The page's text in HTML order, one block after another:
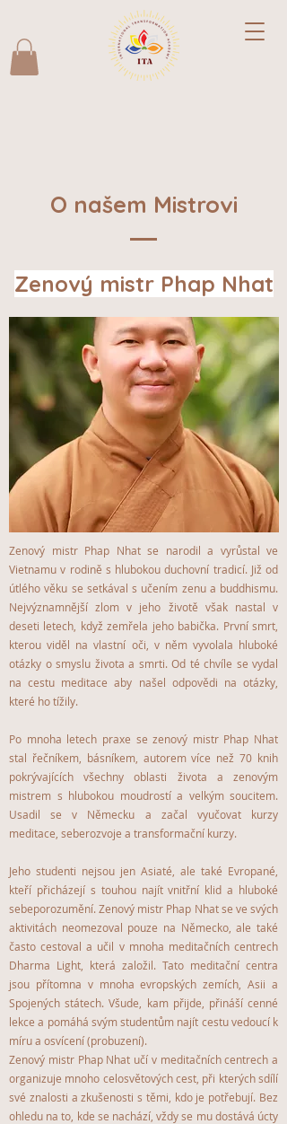
O našem Mistrovi
Zenový mistr Phap Nhat
Zenový mistr Phap Nhat se narodil a vyrůstal ve
Vietnamu v rodině s hlubokou duchovní tradicí. Již od
útlého věku se setkával s učením zenu a buddhismu.
Nejvýznamnější zlom v jeho životě však nastal v
deseti letech, když zemřela jeho babička. První smrt,
kterou viděl na vlastní oči, v něm vyvolala hluboké
otázky o smyslu života a smrti. Od té chvíle se vydal
na cestu meditace aby našel odpovědi na otázky,
které ho tížily.
Po mnoha letech praxe se zenový mistr Phap Nhat
stal řečníkem, básníkem, autorem více než 70 knih
pokrývajících všechny oblasti života a zenovým
mistrem s hlubokou moudrostí a velkým soucitem.
Usadil se v Německu a začal vyučovat kurzy
meditace, seberozvoje a transformační kurzy.
Jeho studenti nejsou jen Asiaté, ale také Evropané,
kteří přicházejí s touhou najít vnitřní klid a hluboké
sebeporozumění. Zenový mistr Phap Nhat se ve svých
aktivitách neomezoval pouze na Německo, ale také
často cestoval a učil v mnoha meditačních centrech
Dharma Light, která založil. Tato meditační centra
jsou přítomna v mnoha evropských zemích, Asii a
Spojených státech. Všude, kam přijde, přináší cenné
lekce a pomáhá svým studentům najít cestu vedoucí k
míru a osvícení (probuzení).
Zenový mistr Phap Nhat učí v meditačních centrech a
organizuje mnoho celosvětových cest, při kterých sdílí
své znalosti a zkušenosti s těmi, kdo je potřebují. Bez
ohledu na to, kde se nachází, vždy se mu dostává úcty